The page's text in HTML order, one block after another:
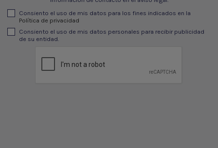
Consiento el uso de mis datos para los fines indicados en la
Política de privacidad
Consiento el uso de mis datos personales para recibir publicidad
de su entidad.